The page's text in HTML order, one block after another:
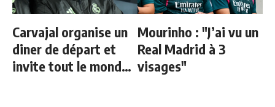
Carvajal organise un
diner de départ et
invite tout le monde
Mourinho : "J’ai vu un
Real Madrid à 3
visages"